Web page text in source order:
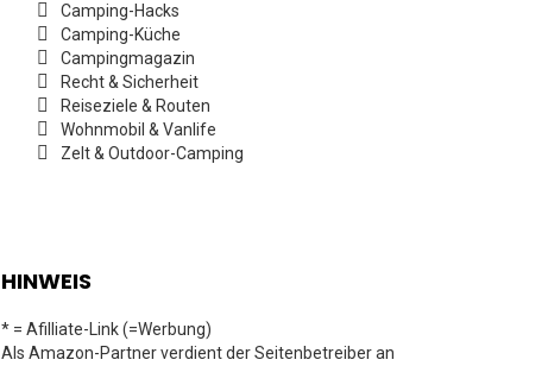
Camping-Hacks
Camping-Küche
Campingmagazin
Recht & Sicherheit
Reiseziele & Routen
Wohnmobil & Vanlife
Zelt & Outdoor-Camping
HINWEIS
* = Afilliate-Link (=Werbung)
Als Amazon-Partner verdient der Seitenbetreiber an